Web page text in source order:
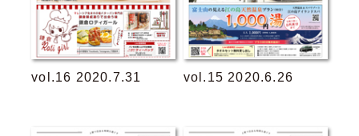
vol.16 2020.7.31 vol.15 2020.6.26